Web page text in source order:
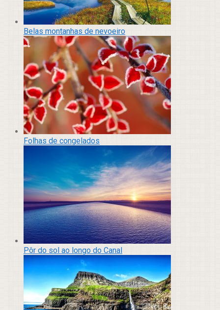
Belas montanhas de nevoeiro
Folhas de congelados
Pôr do sol ao longo do Canal